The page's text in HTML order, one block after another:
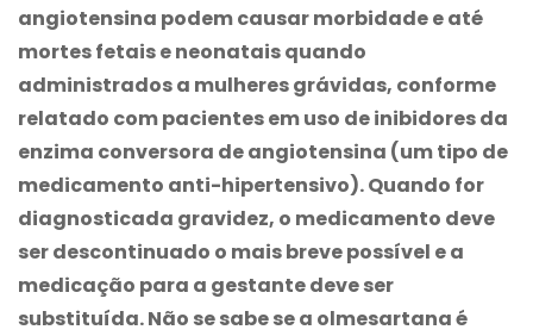
angiotensina podem causar morbidade e até
mortes fetais e neonatais quando
administrados a mulheres grávidas, conforme
relatado com pacientes em uso de inibidores da
enzima conversora de angiotensina (um tipo de
medicamento anti-hipertensivo). Quando for
diagnosticada gravidez, o medicamento deve
ser descontinuado o mais breve possível e a
medicação para a gestante deve ser
substituída. Não se sabe se a olmesartana é